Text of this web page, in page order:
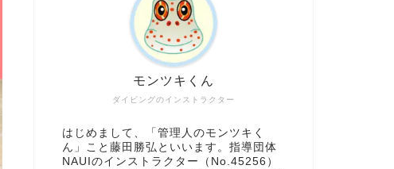
ダイビングのインストラクター
モンツキくん
はじめまして、「管理人のモンツキく
ん」こと藤田勝弘といいます。指導団体
NAUIのインストラクター（No.45256）